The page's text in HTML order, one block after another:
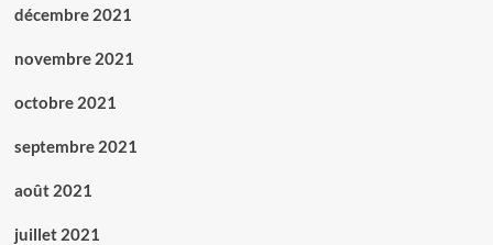
décembre 2021
novembre 2021
octobre 2021
septembre 2021
août 2021
juillet 2021